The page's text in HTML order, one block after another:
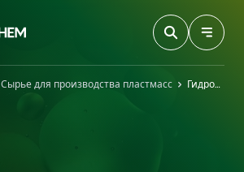
Сырье для производства пластмасс Гидроксид Aлюминия